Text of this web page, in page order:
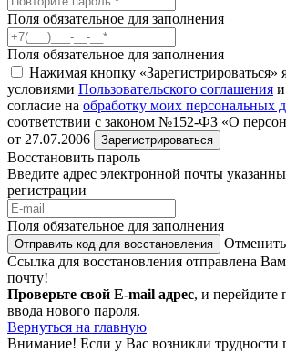
Поля обязательное для заполнения
Поля обязательное для заполнения
Нажимая кнопку «Зарегистрироваться»
условиями Пользовательского соглашения
согласие на обработку моих персональных
соответствии с законом №152-ФЗ «О
от 27.07.2006
Зарегистрироваться
Восстановить пароль
Введите адрес электронной почты
регистрации
Поля обязательное для заполнения
Отправить код для восстановления
Отменить
Ссылка для восстановления отправлена
почту!
Проверьте свой E-mail адрес, и перейдите
ввода нового пароля.
Вернуться на главную
Внимание! Если у Вас возникли трудности